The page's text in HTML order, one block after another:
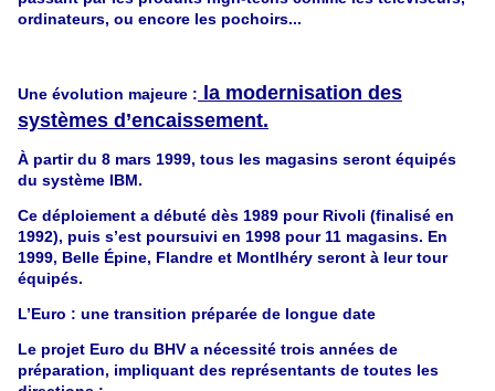
ordinateurs, ou encore les pochoirs...
Une évolution majeure :
la modernisation des
systèmes d’encaissement.
À partir du 8 mars 1999, tous les magasins seront équipés
du système IBM.
Ce déploiement a débuté dès 1989 pour Rivoli (finalisé en
1992), puis s’est poursuivi en 1998 pour 11 magasins. En
1999, Belle Épine, Flandre et Montlhéry seront à leur tour
équipés.
L’Euro : une transition préparée de longue date
Le projet Euro du BHV a nécessité trois années de
préparation, impliquant des représentants de toutes les